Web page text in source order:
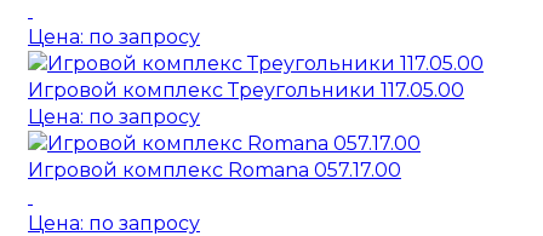
Цена: по запросу
Игровой комплекс Треугольники 117.05.00
Цена: по запросу
Игровой комплекс Romana 057.17.00
Цена: по запросу